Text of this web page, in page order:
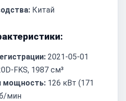
Китай
2021-05-01
FKS, 1987 см³
мощность: 126 кВт (171
мин